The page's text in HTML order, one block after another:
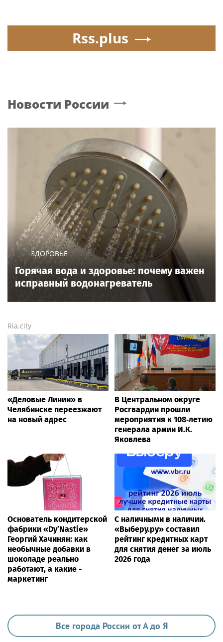
Rss.plus
Новости России
ЗДОРОВЬЕ
Горячая вода и здоровье: почему важен
исправный водонагреватель
Ria.city
«Деловые Линии» в
Челябинске переезжают
на новый адрес
В Центральном округе
Росгвардии прошли
мероприятия к 108‑летию
генерала армии И.К.
Яковлева
Основатель кондитерской
фабрики «Dy’Nastie»
Георгий Хачинян: как
необычные добавки в
шоколаде реально
работают, а какие -
маркетинг
С наличными в наличии.
«Выберу.ру» составил
рейтинг кредитных карт
для снятия денег за июль
2026 года
Все города России от А до Я